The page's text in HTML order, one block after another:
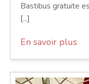
Bastibus gratuite
[...]
En savoir plus